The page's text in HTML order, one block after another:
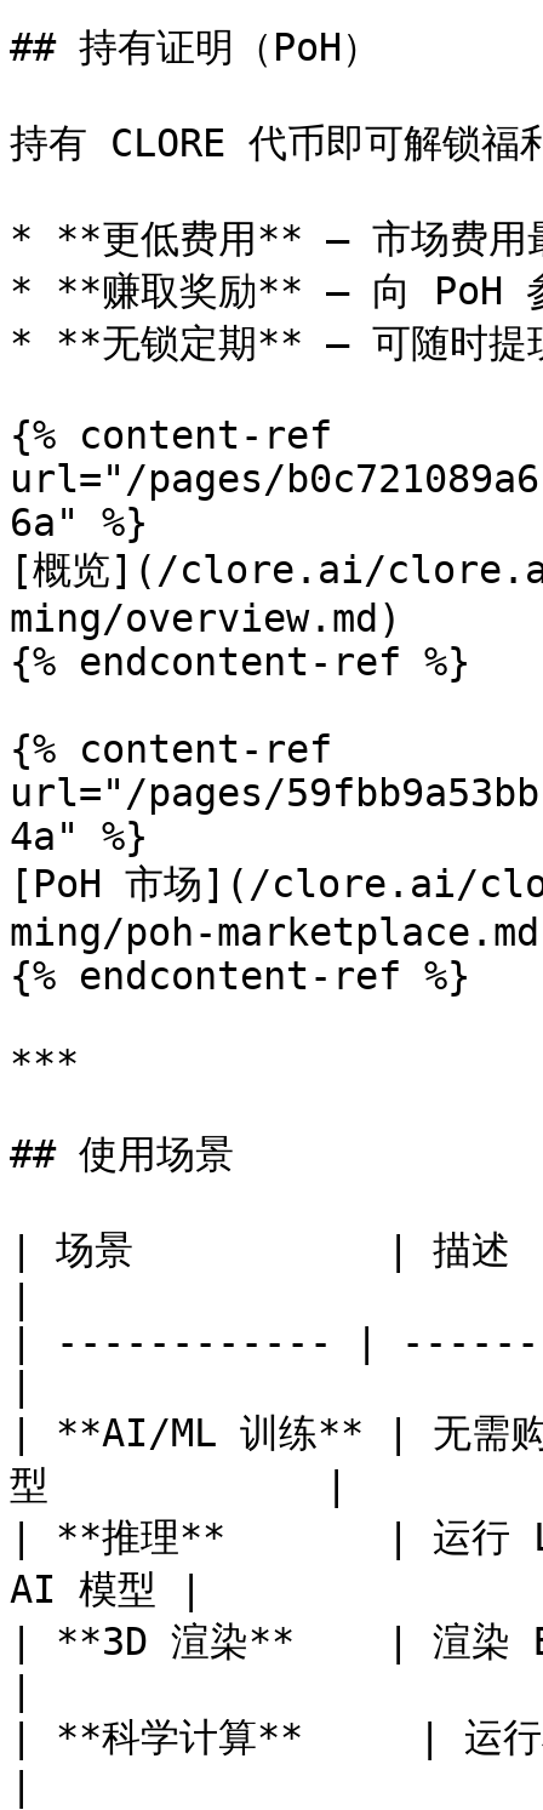
## 持有证明（PoH）
持有 CLORE 代币即可解锁福
* **更低费用** — 市场费用
* **赚取奖励** — 向 PoH 参
* **无锁定期** — 可随时提
{% content-ref
url="/pages/
6a" %}
[概览](/clore.ai/
ming/overview.md)
{% endcontent-ref %}
{% content-ref
url="/pages/
4a" %}
[PoH 市场](/clore.ai/
ming/poh-
{% endcontent-ref %}
***
## 使用场景
| 场景           | 描述
| ------------ |
| **AI/ML 训练** | 无需购
型            |
| **推理**       | 运行
AI 模型 |
| **3D 渲染**    | 渲染
| **科学计算**     | 运行